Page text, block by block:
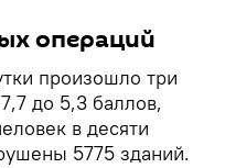
операций
произошло три
до 5,3 баллов,
в десяти
5775 зданий.